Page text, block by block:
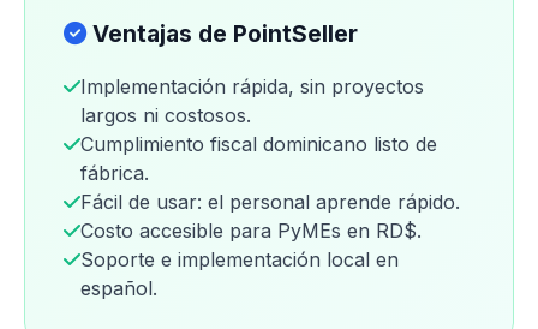
Ventajas de PointSeller
Implementación rápida, sin proyectos
largos ni costosos.
Cumplimiento fiscal dominicano listo de
fábrica.
Fácil de usar: el personal aprende rápido.
Costo accesible para PyMEs en RD$.
Soporte e implementación local en
español.